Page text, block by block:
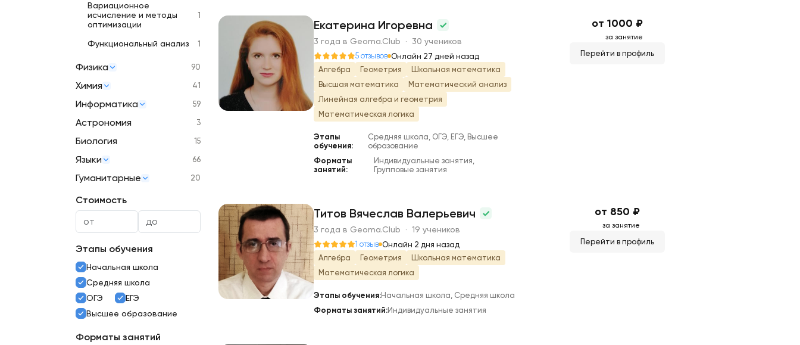
Вариационное
исчисление и методы
оптимизации
1
Функциональный анализ 1
Физика 90
Химия 41
Информатика 59
Астрономия 3
Биология 15
Языки 66
Гуманитарные 20
Стоимость
Этапы обучения
Начальная школа
Средняя школа
ОГЭ
ЕГЭ
Высшее образование
Форматы занятий
Е
Екатерина Игоревна
3 года в Geoma.Club · 30 учеников
5 отзывов Онлайн 27 дней назад
Алгебра
Геометрия
Школьная математика
Высшая математика
Математический анализ
Линейная алгебра и геометрия
Математическая логика
Этапы
обучения:
Средняя школа, ОГЭ, ЕГЭ, Высшее
образование
Форматы
занятий:
Индивидуальные занятия,
Групповые занятия
от 1000 ₽
за занятие
Перейти в профиль
Т
Титов Вячеслав Валерьевич
3 года в Geoma.Club · 19 учеников
1 отзыв Онлайн 2 дня назад
Алгебра
Геометрия
Школьная математика
Математическая логика
Этапы обучения:Начальная школа, Средняя школа
Форматы занятий:Индивидуальные занятия
от 850 ₽
за занятие
Перейти в профиль